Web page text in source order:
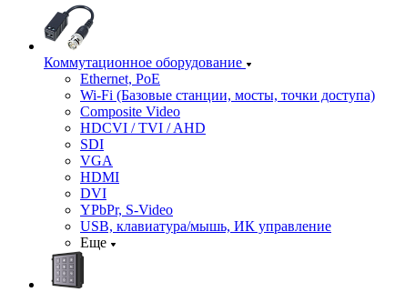
Коммутационное оборудование
Ethernet, PoE
Wi-Fi (Базовые станции, мосты, точки доступа)
Composite Video
HDCVI / TVI / AHD
SDI
VGA
HDMI
DVI
YPbPr, S-Video
USB, клавиатура/мышь, ИК управление
Еще